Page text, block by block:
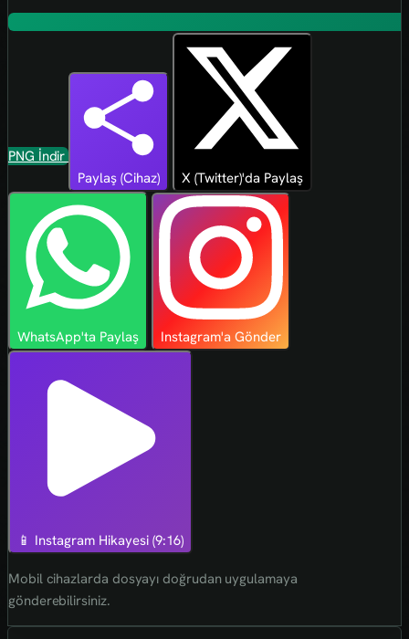
PNG İndir
Paylaş (Cihaz)
X (Twitter)'da Paylaş
WhatsApp'ta Paylaş Instagram'a Gönder
📱 Instagram Hikayesi (9:16)
Mobil cihazlarda dosyayı doğrudan uygulamaya
gönderebilirsiniz.